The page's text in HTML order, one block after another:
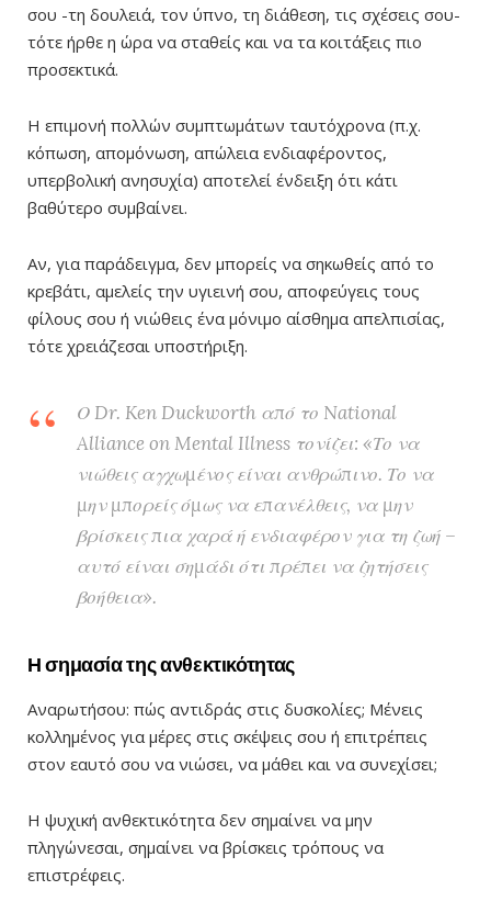
σου -τη δουλειά, τον ύπνο, τη διάθεση, τις σχέσεις σου-
τότε ήρθε η ώρα να σταθείς και να τα κοιτάξεις πιο
προσεκτικά.
Η επιμονή πολλών συμπτωμάτων ταυτόχρονα (π.χ.
κόπωση, απομόνωση, απώλεια ενδιαφέροντος,
υπερβολική ανησυχία) αποτελεί ένδειξη ότι κάτι
βαθύτερο συμβαίνει.
Αν, για παράδειγμα, δεν μπορείς να σηκωθείς από το
κρεβάτι, αμελείς την υγιεινή σου, αποφεύγεις τους
φίλους σου ή νιώθεις ένα μόνιμο αίσθημα απελπισίας,
τότε χρειάζεσαι υποστήριξη.
Ο Dr. Ken Duckworth από το National
Alliance on Mental Illness τονίζει: «Το να
νιώθεις αγχωμένος είναι ανθρώπινο. Το να
μην μπορείς όμως να επανέλθεις, να μην
βρίσκεις πια χαρά ή ενδιαφέρον για τη ζωή –
αυτό είναι σημάδι ότι πρέπει να ζητήσεις
βοήθεια».
Η σημασία της ανθεκτικότητας
Αναρωτήσου: πώς αντιδράς στις δυσκολίες; Μένεις
κολλημένος για μέρες στις σκέψεις σου ή επιτρέπεις
στον εαυτό σου να νιώσει, να μάθει και να συνεχίσει;
Η ψυχική ανθεκτικότητα δεν σημαίνει να μην
πληγώνεσαι, σημαίνει να βρίσκεις τρόπους να
επιστρέφεις.